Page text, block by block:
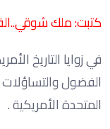
كتبت: ملك
في زوايا التاريخ
الفضول
المتحدة الأمريكية .